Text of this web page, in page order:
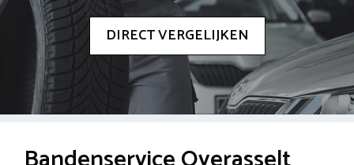
DIRECT VERGELIJKEN